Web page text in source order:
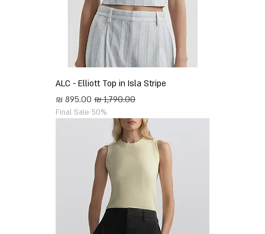
ALC - Elliott Top in Isla Stripe
מחיר רגיל
מחיר מבצע
Final Sale 50%